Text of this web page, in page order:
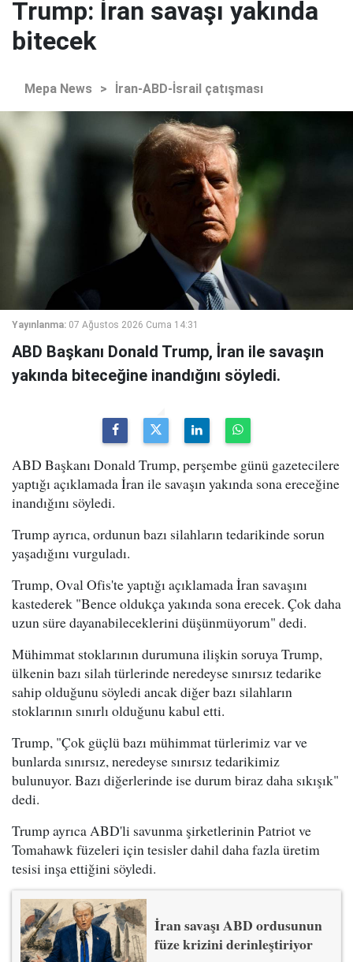
Trump: İran savaşı yakında
bitecek
Mepa News > İran-ABD-İsrail çatışması
Yayınlanma: 07 Ağustos 2026 Cuma 14:31
ABD Başkanı Donald Trump, İran ile savaşın
yakında biteceğine inandığını söyledi.
ABD Başkanı Donald Trump, perşembe günü gazetecilere
yaptığı açıklamada İran ile savaşın yakında sona ereceğine
inandığını söyledi.
Trump ayrıca, ordunun bazı silahların tedarikinde sorun
yaşadığını vurguladı.
Trump, Oval Ofis'te yaptığı açıklamada İran savaşını
kastederek "Bence oldukça yakında sona erecek. Çok daha
uzun süre dayanabileceklerini düşünmüyorum" dedi.
Mühimmat stoklarının durumuna ilişkin soruya Trump,
ülkenin bazı silah türlerinde neredeyse sınırsız tedarike
sahip olduğunu söyledi ancak diğer bazı silahların
stoklarının sınırlı olduğunu kabul etti.
Trump, "Çok güçlü bazı mühimmat türlerimiz var ve
bunlarda sınırsız, neredeyse sınırsız tedarikimiz
bulunuyor. Bazı diğerlerinde ise durum biraz daha sıkışık"
dedi.
Trump ayrıca ABD'li savunma şirketlerinin Patriot ve
Tomahawk füzeleri için tesisler dahil daha fazla üretim
tesisi inşa ettiğini söyledi.
İran savaşı ABD ordusunun
füze krizini derinleştiriyor